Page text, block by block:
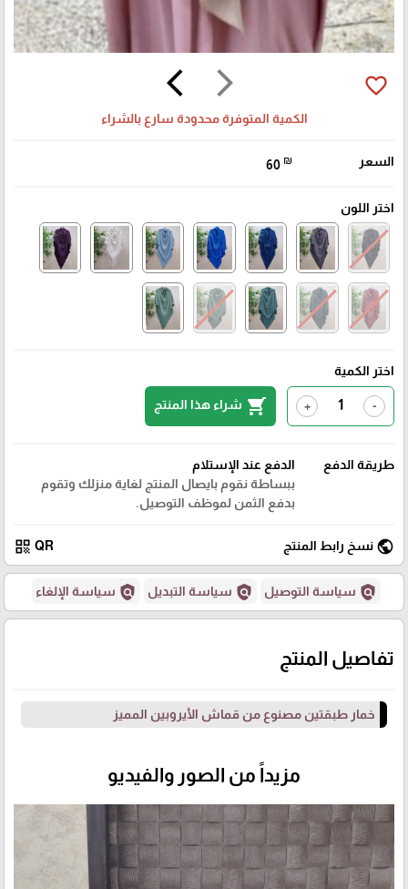
arrow_forward_ios
arrow_back_ios favorite_border
الكمية المتوفرة محدودة سارع بالشراء
السعر 60 ₪
اختر اللون
اختر الكمية
-
+
shopping_cart شراء هذا المنتج
طريقة الدفع
الدفع عند الإستلام
ببساطة نقوم بايصال المنتج لغاية منزلك وتقوم
بدفع الثمن لموظف التوصيل.
public نسخ رابط المنتج QR
qr_code
policy سياسة التوصيل policy سياسة التبديل policy سياسة الإلغاء
تفاصيل المنتج
خمار طبقتين مصنوع من قماش الأيروبين المميز
مزيداً من الصور والفيديو